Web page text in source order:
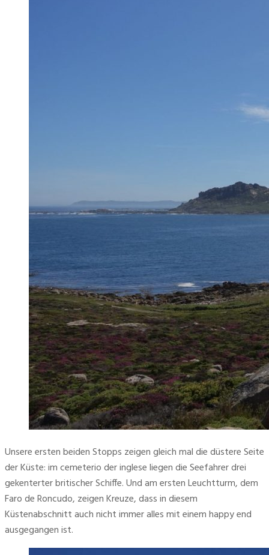
Unsere ersten beiden Stopps zeigen gleich mal die düstere Seite
der Küste: im cemeterio der inglese liegen die Seefahrer drei
gekenterter britischer Schiffe. Und am ersten Leuchtturm, dem
Faro de Roncudo, zeigen Kreuze, dass in diesem
Küstenabschnitt auch nicht immer alles mit einem happy end
ausgegangen ist.